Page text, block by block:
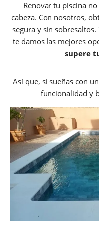
Renovar tu piscina
cabeza. Con nosotros,
segura y sin sobresaltos.
te damos las mejores
supere
Así que, si sueñas con
funcionalidad y